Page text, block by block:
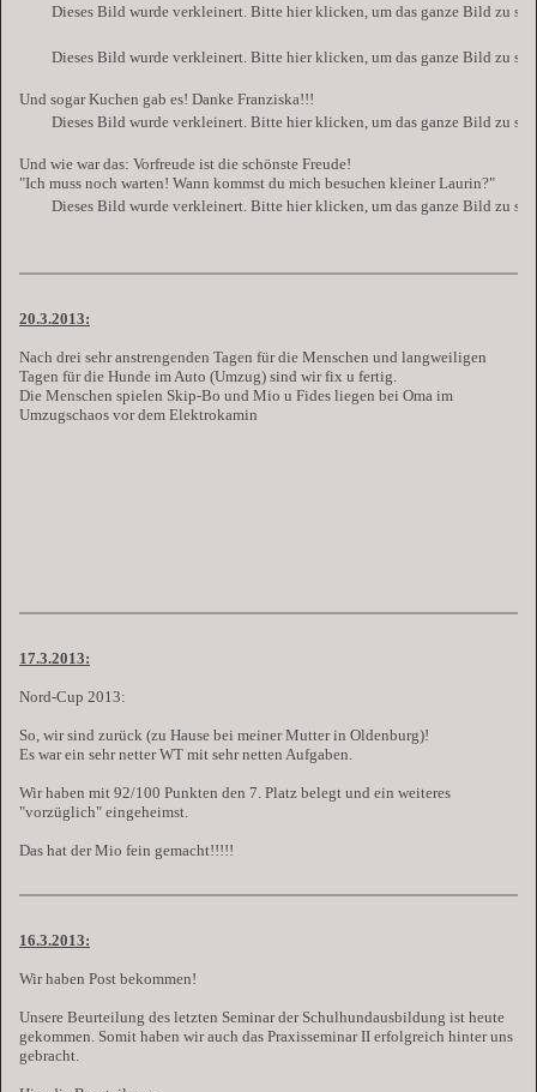
Dieses Bild wurde verkleinert. Bitte hier klicken, um das ganze Bild zu
Dieses Bild wurde verkleinert. Bitte hier klicken, um das ganze Bild zu
Und sogar Kuchen gab es! Danke Franziska!!!
Dieses Bild wurde verkleinert. Bitte hier klicken, um das ganze Bild zu
Und wie war das: Vorfreude ist die schönste Freude!
"Ich muss noch warten! Wann kommst du mich besuchen kleiner Laurin?"
Dieses Bild wurde verkleinert. Bitte hier klicken, um das ganze Bild zu
20.3.2013:
Nach drei sehr anstrengenden Tagen für die Menschen und langweiligen
Tagen für die Hunde im Auto (Umzug) sind wir fix u fertig.
Die Menschen spielen Skip-Bo und Mio u Fides liegen bei Oma im
Umzugschaos vor dem Elektrokamin
17.3.2013:
Nord-Cup 2013:
So, wir sind zurück (zu Hause bei meiner Mutter in Oldenburg)!
Es war ein sehr netter WT mit sehr netten Aufgaben.
Wir haben mit 92/100 Punkten den 7. Platz belegt und ein weiteres
"vorzüglich" eingeheimst.
Das hat der Mio fein gemacht!!!!!
16.3.2013:
Wir haben Post bekommen!
Unsere Beurteilung des letzten Seminar der Schulhundausbildung ist heute
gekommen. Somit haben wir auch das Praxisseminar II erfolgreich hinter uns
gebracht.